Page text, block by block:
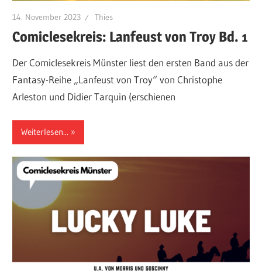
14. November 2023 Thies
Comiclesekreis: Lanfeust von Troy Bd. 1
Der Comiclesekreis Münster liest den ersten Band aus der
Fantasy-Reihe „Lanfeust von Troy“ von Christophe
Arleston und Didier Tarquin (erschienen
Weiterlesen...